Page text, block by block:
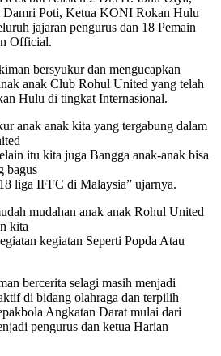
Poti, Ketua KONI Rokan Hulu
jajaran pengurus dan 18 Pemain
Official.
bersyukur dan mengucapkan
anak Club Rohul United yang telah
Hulu di tingkat Internasional.
anak anak kita yang tergabung dalam
itu kita juga Bangga anak-anak bisa
bagus
liga IFFC di Malaysia” ujarnya.
mudahan anak anak Rohul United
kita
kegiatan Seperti Popda Atau
bercerita selagi masih menjadi
di bidang olahraga dan terpilih
Angkatan Darat mulai dari
pengurus dan ketua Harian